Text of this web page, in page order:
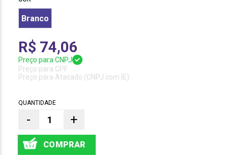
Branco
R$ 74,06
Preço para CNPJ
Preço para CPF
Preço para Atacado (CNPJ com IE)
QUANTIDADE
- +